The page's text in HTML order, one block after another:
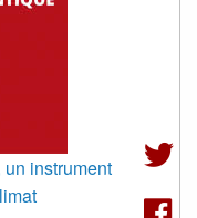
instrument